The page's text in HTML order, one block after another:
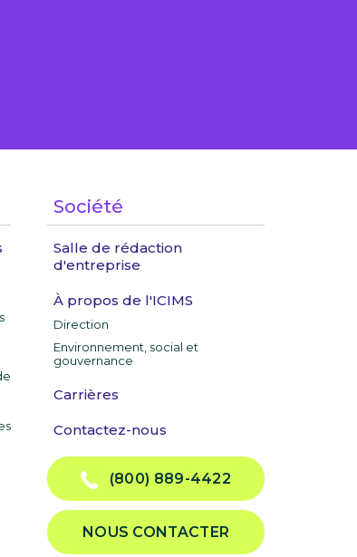
Société
Salle de rédaction
d'entreprise
À propos de l'ICIMS
Direction
Environnement, social et
gouvernance
Carrières
Contactez-nous
(800) 889-4422
NOUS CONTACTER